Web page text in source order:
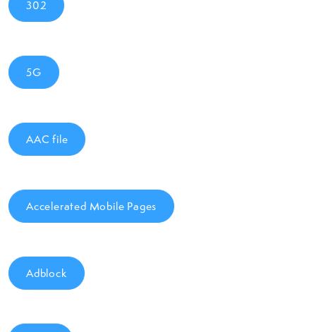
302
5G
AAC file
Accelerated Mobile Pages
Adblock